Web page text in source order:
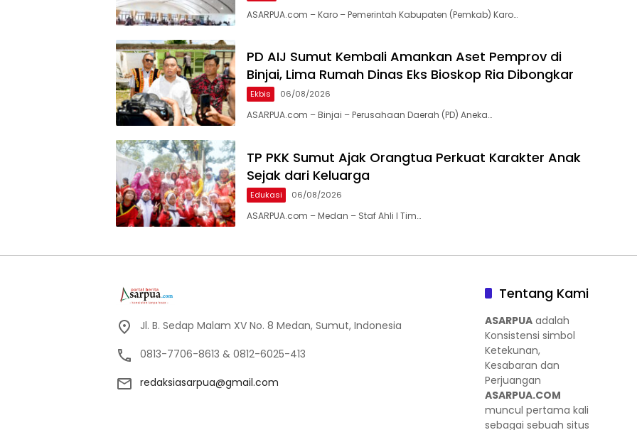
ASARPUA.com – Karo – Pemerintah Kabupaten (Pemkab) Karo…
PD AIJ Sumut Kembali Amankan Aset Pemprov di
Binjai, Lima Rumah Dinas Eks Bioskop Ria Dibongkar
Ekbis 06/08/2026
ASARPUA.com – Binjai – Perusahaan Daerah (PD) Aneka…
TP PKK Sumut Ajak Orangtua Perkuat Karakter Anak
Sejak dari Keluarga
Edukasi 06/08/2026
ASARPUA.com – Medan – Staf Ahli I Tim…
Jl. B. Sedap Malam XV No. 8 Medan, Sumut, Indonesia
0813-7706-8613 & 0812-6025-413
redaksiasarpua@gmail.com
Tentang Kami
ASARPUA adalah
Konsistensi simbol
Ketekunan,
Kesabaran dan
Perjuangan
ASARPUA.COM
muncul pertama kali
sebagai sebuah situs